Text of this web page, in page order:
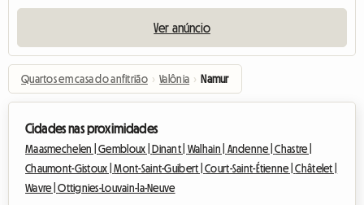
Ver anúncio
Quartos em casa do anfitrião › Valônia › Namur
Cidades nas proximidades
Maasmechelen |Gembloux | Dinant | Walhain | Andenne |Chastre |
Chaumont-Gistoux |Mont-Saint-Guibert |Court-Saint-Étienne |Châtelet |
Wavre |Ottignies-Louvain-la-Neuve